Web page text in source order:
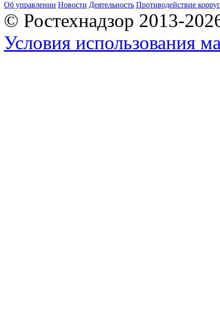
Об управлении Новости Деятельность Противодействие
© Ростехнадзор 2013-
Условия использования